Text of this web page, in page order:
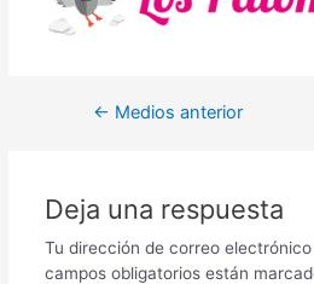
← Medios anterior
Deja una respuesta
Tu dirección de correo
campos obligatorios están